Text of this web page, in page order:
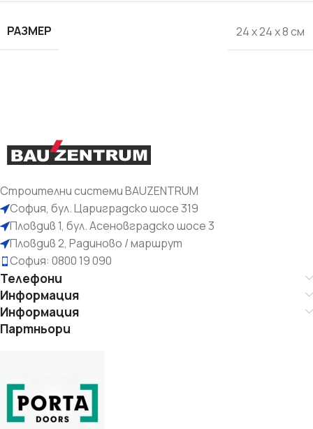
РАЗМЕР 24 x 24 x 8 см
Строителни системи BAUZENTRUM
София, бул. Цариградско шосе 319
Пловдив 1, бул. Асеновградско шосе 3
Пловдив 2, Радиново / маршрут
София: 0800 19 090
Телефони
Информация
Информация
Партньори